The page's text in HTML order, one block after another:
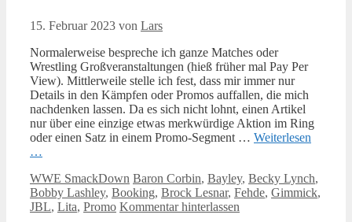
15. Februar 2023 von Lars
Normalerweise bespreche ich ganze Matches oder
Wrestling Großveranstaltungen (hieß früher mal Pay Per
View). Mittlerweile stelle ich fest, dass mir immer nur
Details in den Kämpfen oder Promos auffallen, die mich
nachdenken lassen. Da es sich nicht lohnt, einen Artikel
nur über eine einzige etwas merkwürdige Aktion im Ring
oder einen Satz in einem Promo-Segment … Weiterlesen
…
Kategorien
WWE SmackDown Schlagwörter
Baron Corbin, Bayley, Becky Lynch,
Bobby Lashley, Booking, Brock Lesnar, Fehde, Gimmick,
JBL, Lita, Promo Kommentar hinterlassen